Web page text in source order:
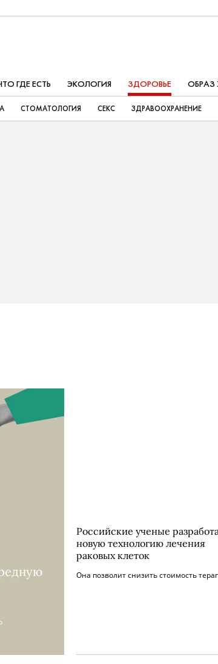
ГДЕ ЕСТЬ ЭКОЛОГИЯ ЗДОРОВЬЕ
СТОМАТОЛОГИЯ СЕКС ЗДРАВООХРАНЕНИЕ
Российские ученые
новую технологию лечения
раковых клеток
Она позволит снизить стоимость